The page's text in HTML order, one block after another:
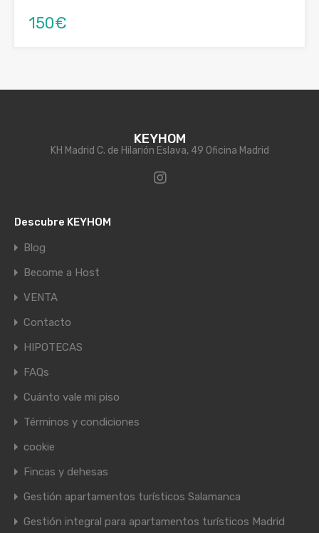
150€
KEYHOM
KH Madrid C. de Hilarión Eslava, 49 Oficina Madrid
Descubre KEYHOM
Blog
Become a Host
VENTA
Contacto
HIPOTECAS
FAQs
Cuánto vale mi piso
Términos y condiciones
cookie
Fincas y dehesas
Gestión apartamentos turísticos Salamanca
Gestión integral para apartamentos turísticos Madrid